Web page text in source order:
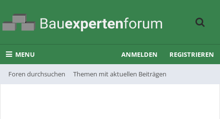
MENU
Foren durchsuchen Themen mit aktuellen Beiträgen
ANMELDEN REGISTRIEREN